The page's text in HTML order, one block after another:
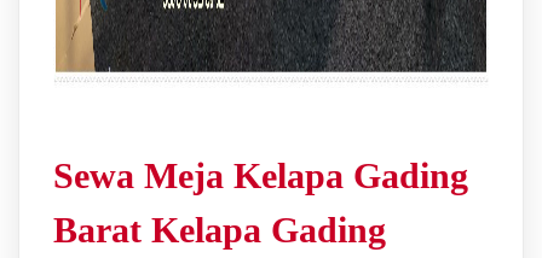
Sewa Meja Kelapa Gading
Barat Kelapa Gading